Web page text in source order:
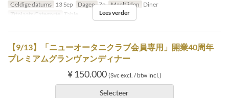
Geldige datums 13 Sep Dagen Zo Maaltijden Diner
Zitplaats Categorie
Table Lees verder
【9/13】「ニューオータニクラブ会員専用」開業40周年
プレミアムグランヴァンディナー
¥ 150.000 (Svc excl. / btw incl.)
Selecteer